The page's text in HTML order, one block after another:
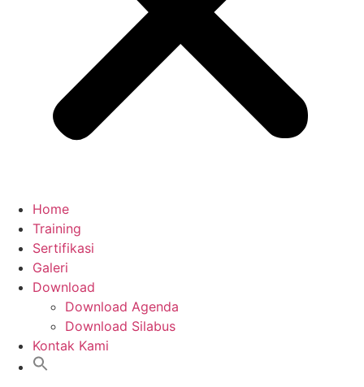
Home
Training
Sertifikasi
Galeri
Download
Download Agenda
Download Silabus
Kontak Kami